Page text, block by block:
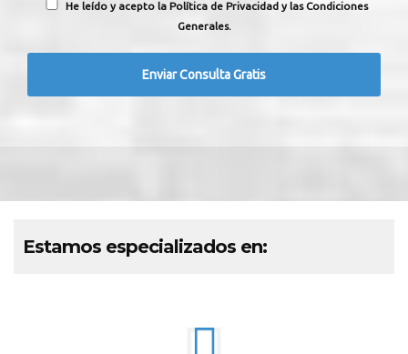
He leído y acepto la Política de Privacidad y las Condiciones
Generales.
Estamos especializados en: